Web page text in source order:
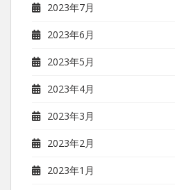
2023年7月
2023年6月
2023年5月
2023年4月
2023年3月
2023年2月
2023年1月